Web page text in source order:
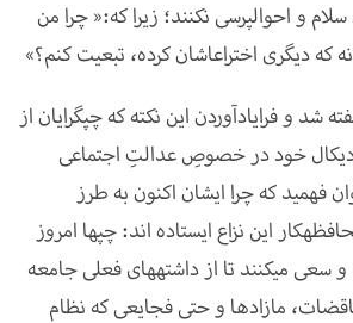
و احوال­پرسی نکنند؛ زیرا که:« چرا من
که دیگری اختراع­اشان کرده، تبعیت کنم؟»
شد و فرایادآوردن این نکته که چپ­گرایان از
خود در خصوصِ عدالتِ اجتماعی
فهمید که چرا ایشان اکنون به طرز
این نزاع ایستاده­ اند: چپ­ها امروز
سعی می­کنند تا از داشته­های فعلی جامعه
مازاد­ها و حتی فجایعی که نظام